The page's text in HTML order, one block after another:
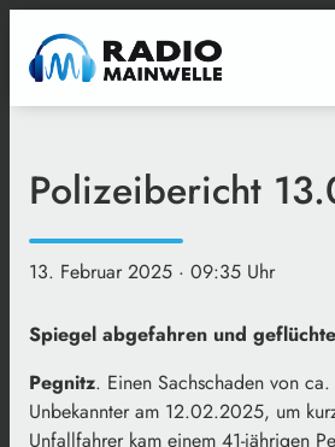
Polizeibericht
13. Februar 2025 · 09:35 Uhr
Spiegel abgefahren und
Pegnitz. Einen Sachschaden von
Unbekannter am 12.02.2025, um
Unfallfahrer kam einem 41-jährigen